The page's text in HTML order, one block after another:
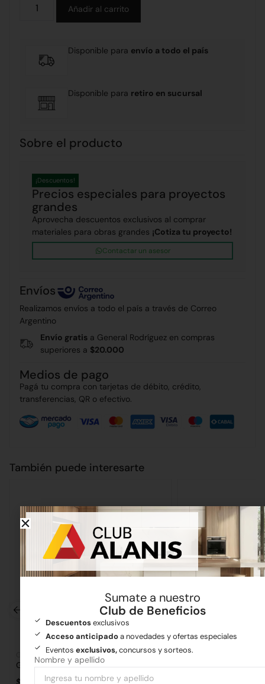
Añadir al carrito
Disponible para envío a todo el país
Disponible para retiro en sucursal
Sobre el producto
Precios especiales para proyectos
grandes
¡Descuentos!
Aprovecha descuentos exclusivos al comprar
materiales para obras grandes ¡Cotiza tu proyecto!
Contactar un asesor
Envíos
Realizamos envíos a todo el país a través de Correo
Argentino
Envío gratis a General Rodríguez en compras
superiores a $20.000
Medios de pago
Pagá tu compra con tarjetas de débito, crédito,
transferencias, QR o efectivo.
También puede interesarte
Grifería
Griferia Ultragrif Bidet Mono Argos
Grifería
Sumate a nuestro
Club de Beneficios
Descuentosexclusivos
Acceso anticipadoa novedades y ofertas especiales
Eventos exclusivos,concursos y sorteos.
Nombre y apellido